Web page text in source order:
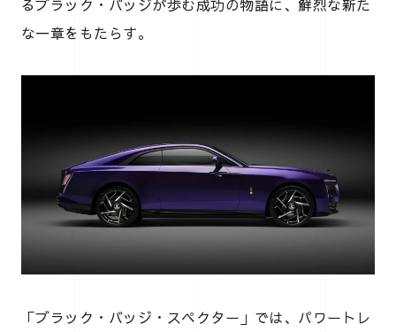
るブラック・バッジが歩む成功の物語に、鮮烈な新た
な一章をもたらす。
「ブラック・バッジ・スペクター」では、パワートレ